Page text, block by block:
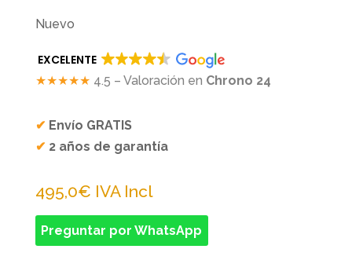
Nuevo
EXCELENTE
★★★★★ 4.5 – Valoración en Chrono 24
✔ Envío GRATIS
✔ 2 años de garantía
495,0€ IVA Incl
Preguntar por WhatsApp